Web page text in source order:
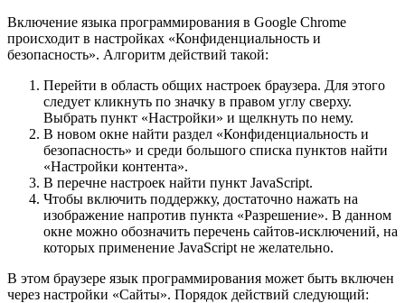
Включение языка программирования в Google Chrome
происходит в настройках «Конфиденциальность и
безопасность». Алгоритм действий такой:
Перейти в область общих настроек браузера. Для этого
следует кликнуть по значку в правом углу сверху.
Выбрать пункт «Настройки» и щелкнуть по нему.
В новом окне найти раздел «Конфиденциальность и
безопасность» и среди большого списка пунктов найти
«Настройки контента».
В перечне настроек найти пункт JavaScript.
Чтобы включить поддержку, достаточно нажать на
изображение напротив пункта «Разрешение». В данном
окне можно обозначить перечень сайтов-исключений, на
которых применение JavaScript не желательно.
В этом браузере язык программирования может быть включен
через настройки «Сайты». Порядок действий следующий: